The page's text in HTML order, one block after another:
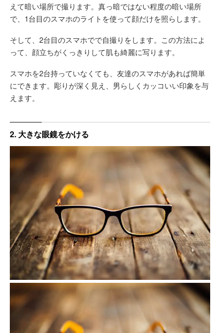
えて暗い場所で撮ります。真っ暗ではない程度の暗い場所
で、1台目のスマホのライトを使って顔だけを照らします。
そして、2台目のスマホでで自撮りをします。この方法によ
って、顔立ちがくっきりして肌も綺麗に写ります。
スマホを2台持っていなくても、友達のスマホがあれば簡単
にできます。彫りが深く見え、男らしくカッコいい印象を与
えます。
2. 大きな眼鏡をかける